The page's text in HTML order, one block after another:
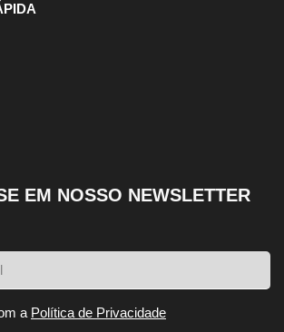
EM NOSSO NEWSLETTER
a Política de Privacidade